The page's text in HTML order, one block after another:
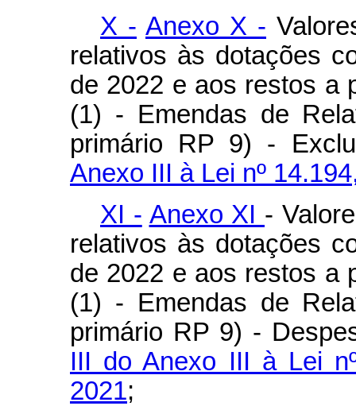
X - Anexo X -
relativos às dotações
de 2022 e aos restos a
(1) - Emendas de
primário RP 9) -
Anexo III à Lei nº
XI - Anexo XI -
relativos às dotações
de 2022 e aos restos a
(1) - Emendas de
primário RP 9) -
III do Anexo III à Lei
2021;